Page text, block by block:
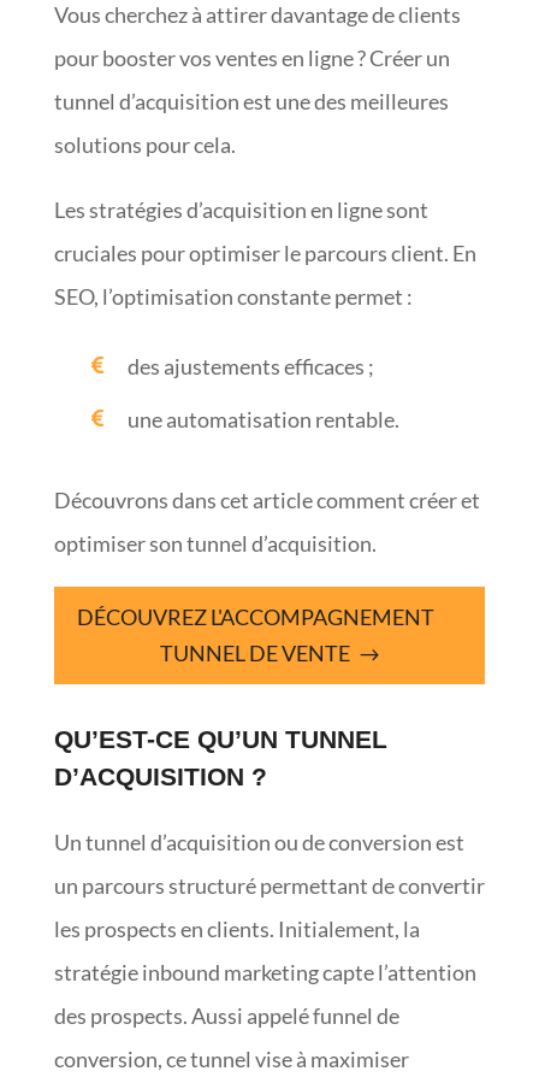
Vous cherchez à attirer davantage de clients
pour booster vos ventes en ligne ? Créer un
tunnel d’acquisition est une des meilleures
solutions pour cela.
Les stratégies d’acquisition en ligne sont
cruciales pour optimiser le parcours client. En
SEO, l’optimisation constante permet :
des ajustements efficaces ;
une automatisation rentable.
Découvrons dans cet article comment créer et
optimiser son tunnel d’acquisition.
DÉCOUVREZ L'ACCOMPAGNEMENT
TUNNEL DE VENTE
QU’EST-CE QU’UN TUNNEL
D’ACQUISITION ?
Un tunnel d’acquisition ou de conversion est
un parcours structuré permettant de convertir
les prospects en clients. Initialement, la
stratégie inbound marketing capte l’attention
des prospects. Aussi appelé funnel de
conversion, ce tunnel vise à maximiser